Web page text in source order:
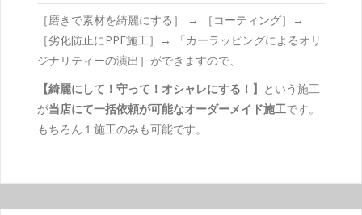
［磨きで素材を綺麗にする］ → ［コーティング］→
［劣化防止にPPF施工］→ 「カーラッピングによるオリ
ジナリティーの演出］ができますので、
【綺麗にして！守って！オシャレにする！】 という施工
が当店にて一括依頼が可能なオーダーメイド施工です。
もちろん１施工のみも可能です。